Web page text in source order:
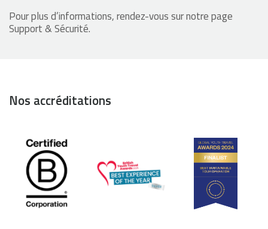
Pour plus d’informations, rendez-vous sur notre page
Support & Sécurité.
Nos accréditations